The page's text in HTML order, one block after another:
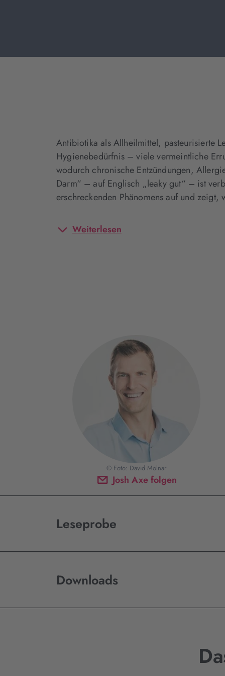
Antibiotika als Allheilmittel, pasteurisierte
Hygienebedürfnis – viele vermeintliche
wodurch chronische Entzündungen,
Darm“ – auf Englisch „leaky gut“ – ist
erschreckenden Phänomens auf und
Weiterlesen
Josh Axe folgen
© Foto: David Molnar
Leseprobe
Downloads